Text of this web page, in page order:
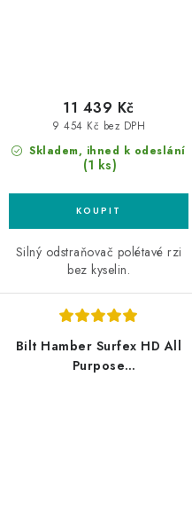
Skladem, ihned k odeslání
(1 ks)
9 454 Kč bez DPH
11 439 Kč
Silný odstraňovač polétavé rzi
bez kyselin.
Bilt Hamber Surfex HD All
Purpose